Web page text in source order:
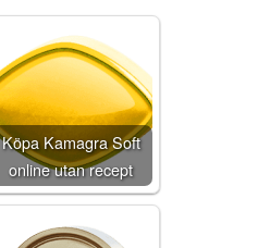
Köpa Kamagra Soft
online utan recept